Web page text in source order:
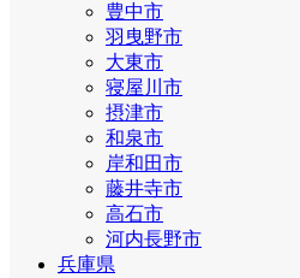
豊中市
羽曳野市
大東市
寝屋川市
摂津市
和泉市
岸和田市
藤井寺市
高石市
河内長野市
兵庫県